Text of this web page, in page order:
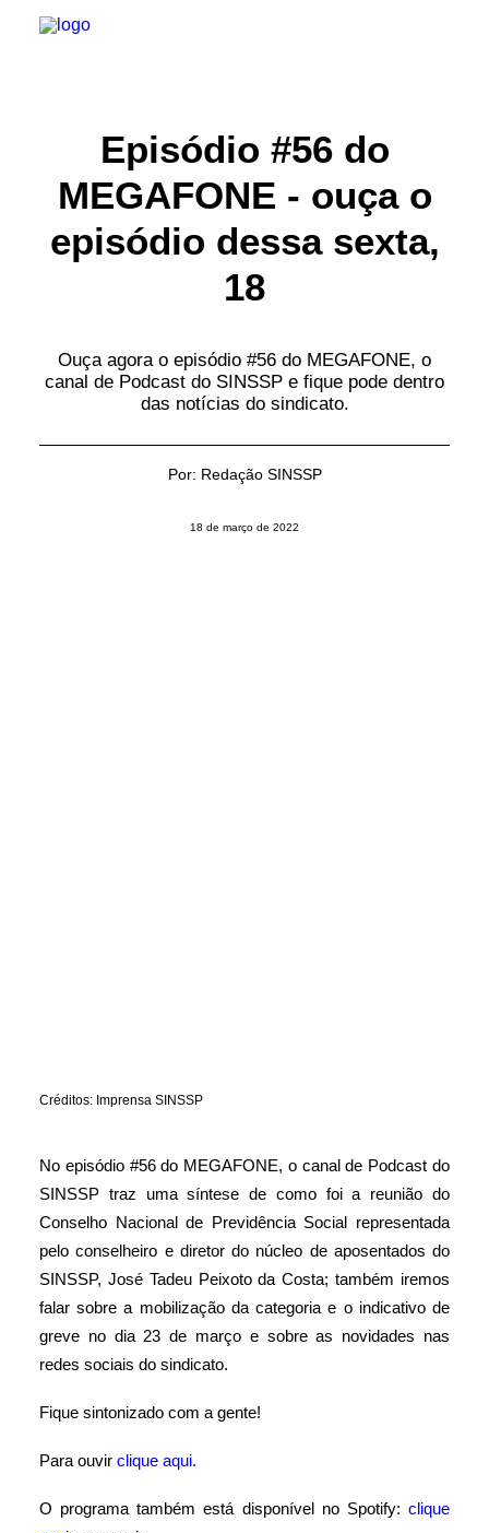
JURÍDICO
INSS
Episódio #56 do
MEGAFONE - ouça o
episódio dessa sexta,
18
Ouça agora o episódio #56 do MEGAFONE, o
canal de Podcast do SINSSP e fique pode dentro
das notícias do sindicato.
Por: Redação SINSSP
18 de março de 2022
Créditos: Imprensa SINSSP
No episódio #56 do MEGAFONE, o canal de Podcast do
SINSSP traz uma síntese de como foi a reunião do
Conselho Nacional de Previdência Social representada
pelo conselheiro e diretor do núcleo de aposentados do
SINSSP, José Tadeu Peixoto da Costa; também iremos
falar sobre a mobilização da categoria e o indicativo de
greve no dia 23 de março e sobre as novidades nas
redes sociais do sindicato.
Fique sintonizado com a gente!
Para ouvir clique aqui.
O programa também está disponível no Spotify: clique